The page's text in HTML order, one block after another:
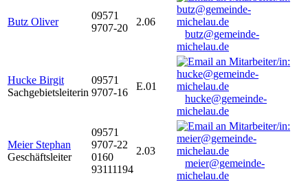
Butz Oliver
09571
9707-20
2.06
butz@gemeinde-
michelau.de
Hucke Birgit
Sachgebietsleiterin
09571
9707-16
E.01
hucke@gemeinde-
michelau.de
Meier Stephan
Geschäftsleiter
09571
9707-22
0160
93111194
2.03
meier@gemeinde-
michelau.de